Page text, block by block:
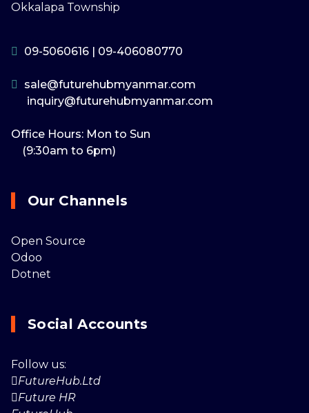
Okkalapa Township
09-5060616 09-406080770
sale@futurehubmyanmar.com
inquiry@futurehubmyanmar.com
Office Hours: Mon to Sun
(9:30am to 6pm)
Our Channels
Open Source
Odoo
Dotnet
Social Accounts
Follow us:
FutureHub.Ltd
Future HR